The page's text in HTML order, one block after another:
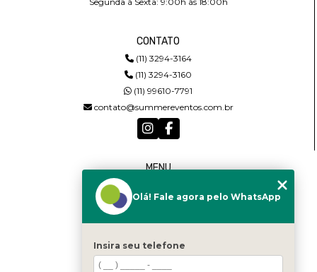
CONTATO
(11) 3294-3164
(11) 3294-3160
(11) 99610-7791
contato@summereventos.com.br
MENU
QUEM SOMOS
CONTATO
CATEGORIAS
Olá! Fale agora pelo WhatsApp
Insira seu telefone